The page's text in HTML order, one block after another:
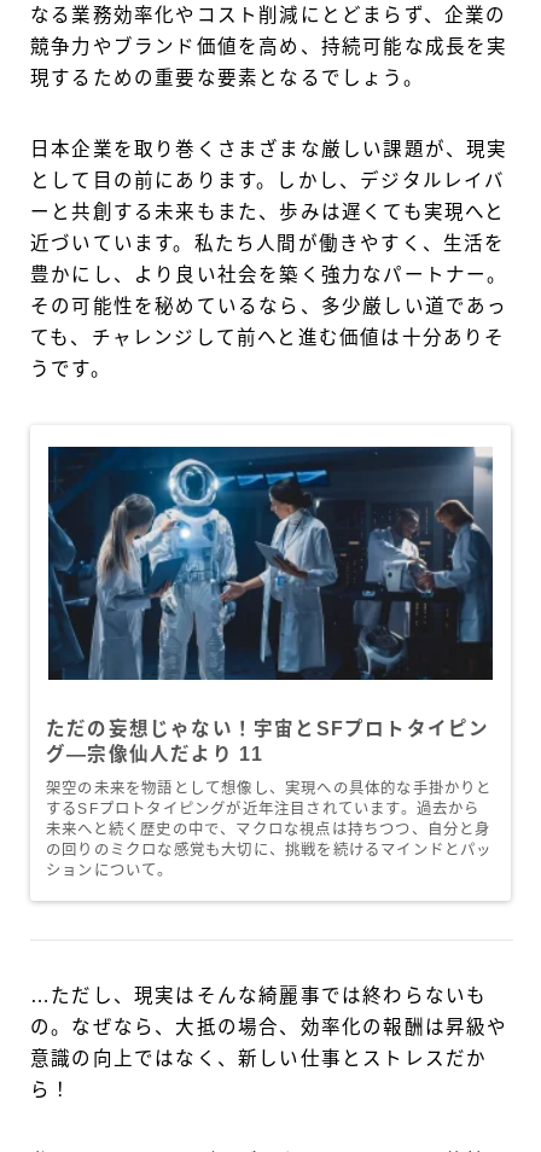
なる業務効率化やコスト削減にとどまらず、企業の
競争力やブランド価値を高め、持続可能な成長を実
現するための重要な要素となるでしょう。
日本企業を取り巻くさまざまな厳しい課題が、現実
として目の前にあります。しかし、デジタルレイバ
ーと共創する未来もまた、歩みは遅くても実現へと
近づいています。私たち人間が働きやすく、生活を
豊かにし、より良い社会を築く強力なパートナー。
その可能性を秘めているなら、多少厳しい道であっ
ても、チャレンジして前へと進む価値は十分ありそ
うです。
ただの妄想じゃない！宇宙とSFプロトタイピン
グ―宗像仙人だより 11
架空の未来を物語として想像し、実現への具体的な手掛かりと
するSFプロトタイピングが近年注目されています。過去から
未来へと続く歴史の中で、マクロな視点は持ちつつ、自分と身
の回りのミクロな感覚も大切に、挑戦を続けるマインドとパッ
ションについて。
…ただし、現実はそんな綺麗事では終わらないも
の。なぜなら、大抵の場合、効率化の報酬は昇級や
意識の向上ではなく、新しい仕事とストレスだか
ら！